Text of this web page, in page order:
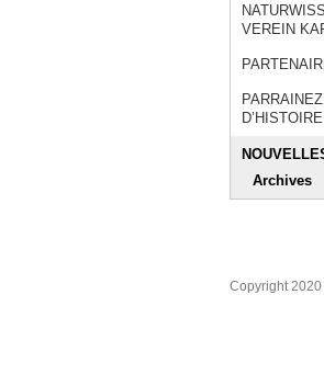
VEREIN
Archives
Copyright